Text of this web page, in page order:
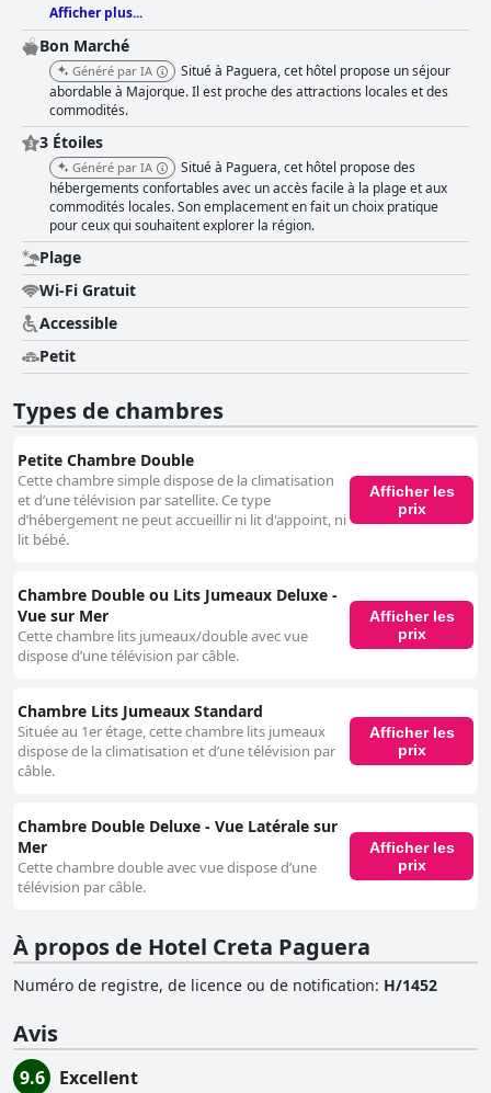
Afficher plus...
Bon Marché
Généré par IA
Situé à Paguera, cet hôtel propose un séjour
abordable à Majorque. Il est proche des attractions locales et des
commodités.
3 Étoiles
Généré par IA
Situé à Paguera, cet hôtel propose des
hébergements confortables avec un accès facile à la plage et aux
commodités locales. Son emplacement en fait un choix pratique
pour ceux qui souhaitent explorer la région.
Plage
Wi-Fi Gratuit
Accessible
Petit
Types de chambres
Petite Chambre Double
Cette chambre simple dispose de la climatisation
et d’une télévision par satellite. Ce type
d’hébergement ne peut accueillir ni lit d'appoint, ni
lit bébé.
Afficher les
prix
Chambre Double ou Lits Jumeaux Deluxe -
Vue sur Mer
Cette chambre lits jumeaux/double avec vue
dispose d’une télévision par câble.
Afficher les
prix
Chambre Lits Jumeaux Standard
Située au 1er étage, cette chambre lits jumeaux
dispose de la climatisation et d’une télévision par
câble.
Afficher les
prix
Chambre Double Deluxe - Vue Latérale sur
Mer
Cette chambre double avec vue dispose d’une
télévision par câble.
Afficher les
prix
À propos de Hotel Creta Paguera
Numéro de registre, de licence ou de notification: H/1452
Avis
9.6 Excellent